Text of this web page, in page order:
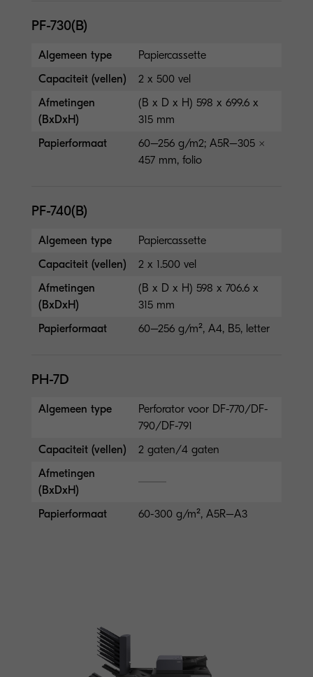
PF-730(B)
Algemeen type
Papiercassette
Capaciteit (vellen)
2 x 500 vel
Afmetingen
(BxDxH)
(B x D x H) 598 x 699.6 x
315 mm
Papierformaat
60–256 g/m2; A5R–305 ×
457 mm, folio
PF-740(B)
Algemeen type
Papiercassette
Capaciteit (vellen)
2 x 1.500 vel
Afmetingen
(BxDxH)
(B x D x H) 598 x 706.6 x
315 mm
Papierformaat
60–256 g/m², A4, B5, letter
PH-7D
Algemeen type
Perforator voor DF-770/DF-
790/DF-791
Capaciteit (vellen)
2 gaten/4 gaten
Afmetingen
(BxDxH)
Papierformaat
60-300 g/m², A5R–A3